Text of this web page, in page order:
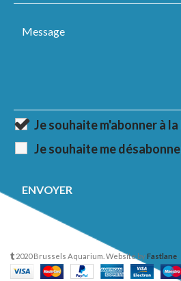
Je souhaite m'abonner à
Je souhaite me
2020 Brussels Aquarium. Website byFastlane